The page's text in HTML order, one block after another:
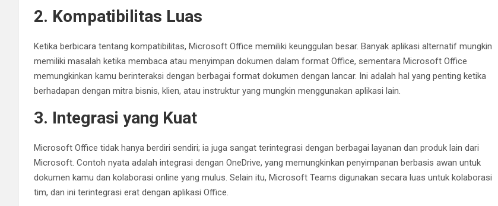
2. Kompatibilitas Luas
Ketika berbicara tentang kompatibilitas, Microsoft Office memiliki keunggulan besar. Banyak aplikasi alternatif mungkin
memiliki masalah ketika membaca atau menyimpan dokumen dalam format Office, sementara Microsoft Office
memungkinkan kamu berinteraksi dengan berbagai format dokumen dengan lancar. Ini adalah hal yang penting ketika
berhadapan dengan mitra bisnis, klien, atau instruktur yang mungkin menggunakan aplikasi lain.
3. Integrasi yang Kuat
Microsoft Office tidak hanya berdiri sendiri; ia juga sangat terintegrasi dengan berbagai layanan dan produk lain dari
Microsoft. Contoh nyata adalah integrasi dengan OneDrive, yang memungkinkan penyimpanan berbasis awan untuk
dokumen kamu dan kolaborasi online yang mulus. Selain itu, Microsoft Teams digunakan secara luas untuk kolaborasi
tim, dan ini terintegrasi erat dengan aplikasi Office.